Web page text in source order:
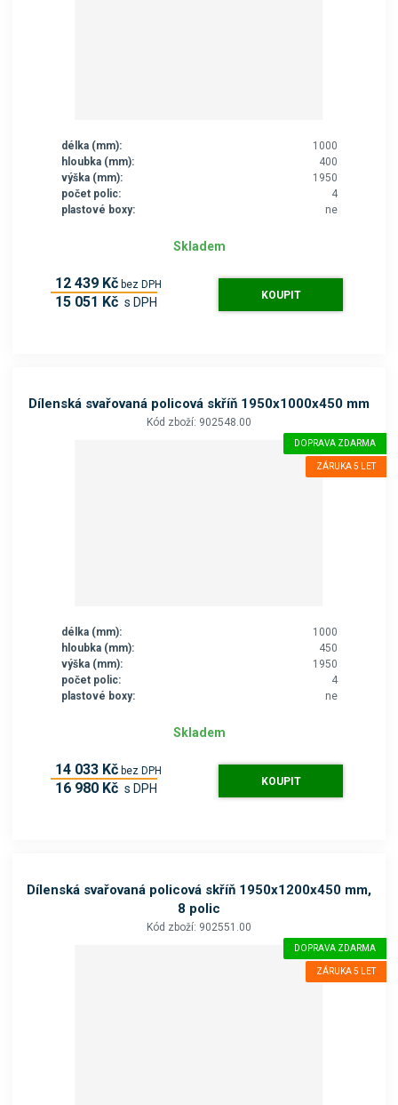
délka (mm):
1000
hloubka (mm):
400
výška (mm):
1950
počet polic:
4
plastové boxy:
ne
Skladem
12 439 Kč bez DPH
15 051 Kč s DPH KOUPIT
Dílenská svařovaná policová skříň 1950x1000x450 mm
Kód zboží: 902548.00
DOPRAVA ZDARMA
ZÁRUKA 5 LET
délka (mm):
1000
hloubka (mm):
450
výška (mm):
1950
počet polic:
4
plastové boxy:
ne
Skladem
14 033 Kč bez DPH
16 980 Kč s DPH KOUPIT
Dílenská svařovaná policová skříň 1950x1200x450 mm,
8 polic
Kód zboží: 902551.00
DOPRAVA ZDARMA
ZÁRUKA 5 LET